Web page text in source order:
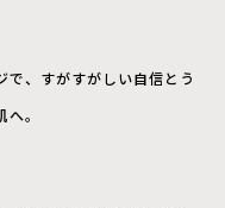
で、すがすがしい自信とう
。